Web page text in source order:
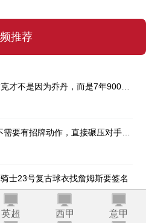
推荐
士23号复古球衣找詹姆斯要签名
英超 西甲 意甲